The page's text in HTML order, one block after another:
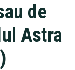
de
Astra